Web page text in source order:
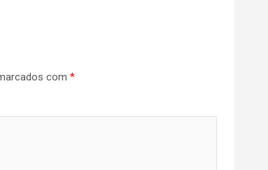
com *